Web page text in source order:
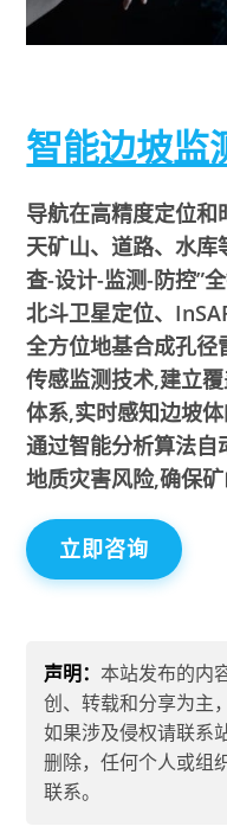
智能边坡监
导航在高精度定位
天矿山、道路、水库
查-设计-监测-防控”
北斗卫星定位、
全方位地基合成孔
传感监测技术,建立
体系,实时感知边坡
通过智能分析算法
地质灾害风险,确保
立即咨询
声明：本站发布的内
创、转载和分享为主
如果涉及侵权请联系
删除，任何个人或组
联系。